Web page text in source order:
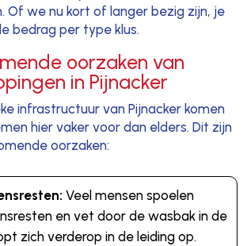
Of we nu kort of langer bezig zijn, je
bedrag per type klus.
oorzaken van
in Pijnacker
infrastructuur van Pijnacker komen
hier vaker voor dan elders. Dit zijn
oorzaken:
Veel mensen spoelen
en vet door de wasbak in de
zich verderop in de leiding op.